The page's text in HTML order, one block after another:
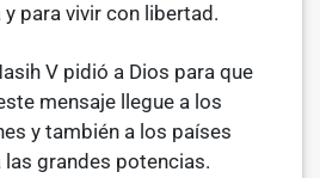
para vivir con libertad.
V pidió a Dios para que
mensaje llegue a los
y también a los países
grandes potencias.